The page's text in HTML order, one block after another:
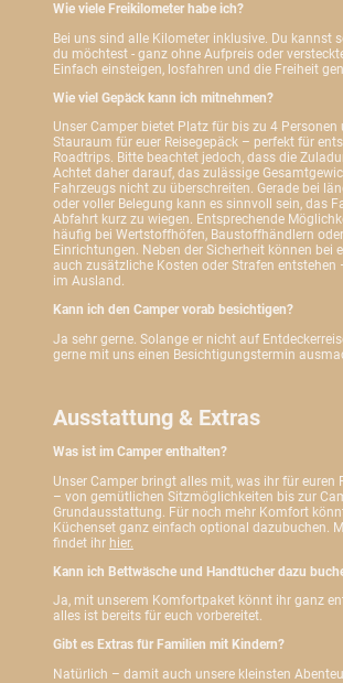
Wie viele Freikilometer habe ich?
Bei uns sind alle Kilometer inklusive. Du kannst
du möchtest - ganz ohne Aufpreis oder
Einfach einsteigen, losfahren und die Freiheit
Wie viel Gepäck kann ich mitnehmen?
Unser Camper bietet Platz für bis zu 4 Personen
Stauraum für euer Reisegepäck – perfekt für
Roadtrips. Bitte beachtet jedoch, dass die
Achtet daher darauf, das zulässige
Fahrzeugs nicht zu überschreiten. Gerade bei
oder voller Belegung kann es sinnvoll sein, das
Abfahrt kurz zu wiegen. Entsprechende
häufig bei Wertstoffhöfen, Baustoffhändlern
Einrichtungen. Neben der Sicherheit können bei
auch zusätzliche Kosten oder Strafen entstehen
im Ausland.
Kann ich den Camper vorab besichtigen?
Ja sehr gerne. Solange er nicht auf
gerne mit uns einen Besichtigungstermin
Ausstattung & Extras
Was ist im Camper enthalten?
Unser Camper bringt alles mit, was ihr für euren
– von gemütlichen Sitzmöglichkeiten bis zur
Grundausstattung. Für noch mehr Komfort
Küchenset ganz einfach optional dazubuchen.
findet ihr hier.
Kann ich Bettwäsche und Handtücher dazu
Ja, mit unserem Komfortpaket könnt ihr ganz
alles ist bereits für euch vorbereitet.
Gibt es Extras für Familien mit Kindern?
Natürlich – damit auch unsere kleinsten